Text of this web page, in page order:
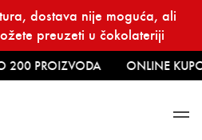
dostava nije moguća, ali
preuzeti u čokolateriji
200 PROIZVODA ONLINE